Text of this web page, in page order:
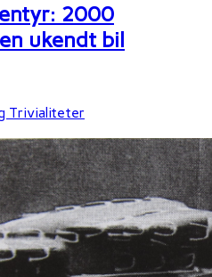
2000
ukendt bil
Trivialiteter